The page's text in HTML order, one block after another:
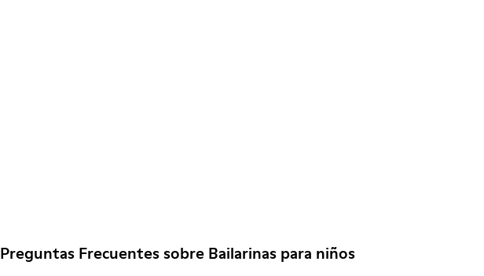
Preguntas Frecuentes sobre Bailarinas para niños